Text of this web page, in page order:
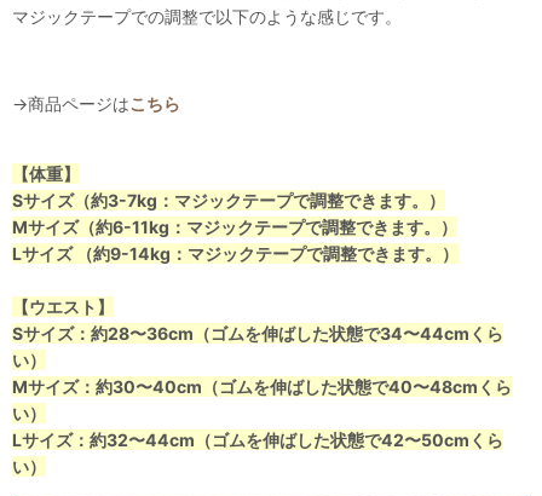
マジックテープでの調整で以下のような感じです。
→商品ページはこちら
【体重】
Sサイズ（約3-7kg：マジックテープで調整できます。）
Mサイズ（約6-11kg：マジックテープで調整できます。）
Lサイズ （約9-14kg：マジックテープで調整できます。）
【ウエスト】
Sサイズ：約28〜36cm（ゴムを伸ばした状態で34〜44cmくら
い）
Mサイズ：約30〜40cm（ゴムを伸ばした状態で40〜48cmくら
い）
Lサイズ：約32〜44cm（ゴムを伸ばした状態で42〜50cmくら
い）